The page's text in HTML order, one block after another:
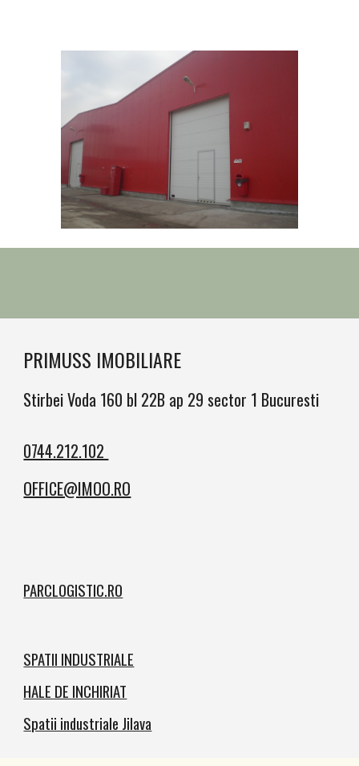
PRIMUSS IMOBILIARE
Stirbei Voda 160 bl 22B ap 29 sector 1 Bucuresti
0744.212.102
OFFICE@IMOO.RO
PARCLOGISTIC.RO
SPATII INDUSTRIALE
HALE DE INCHIRIAT
Spatii industriale Jilava